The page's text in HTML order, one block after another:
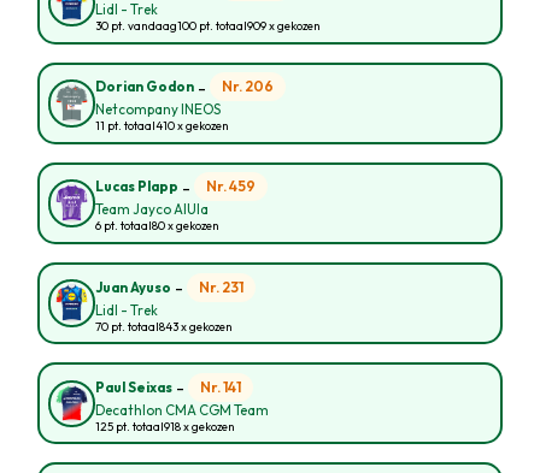
Lidl - Trek
30 pt. vandaag100 pt. totaal909 x gekozen
Dorian Godon - Nr. 206
Netcompany INEOS
11 pt. totaal410 x gekozen
Lucas Plapp - Nr. 459
Team Jayco AlUla
6 pt. totaal80 x gekozen
Juan Ayuso - Nr. 231
Lidl - Trek
70 pt. totaal843 x gekozen
Paul Seixas - Nr. 141
Decathlon CMA CGM Team
125 pt. totaal918 x gekozen